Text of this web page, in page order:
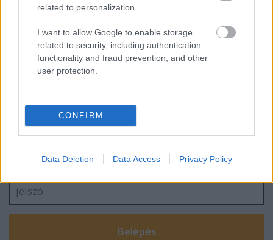
related to personalization.
I want to allow Google to enable storage
related to security, including authentication
functionality and fraud prevention, and other
user protection.
CONFIRM
Data Deletion Data Access Privacy Policy
Odüsszeusz ellenáll
Szólj hozzá!
A hozzászóláshoz be kell lépned!